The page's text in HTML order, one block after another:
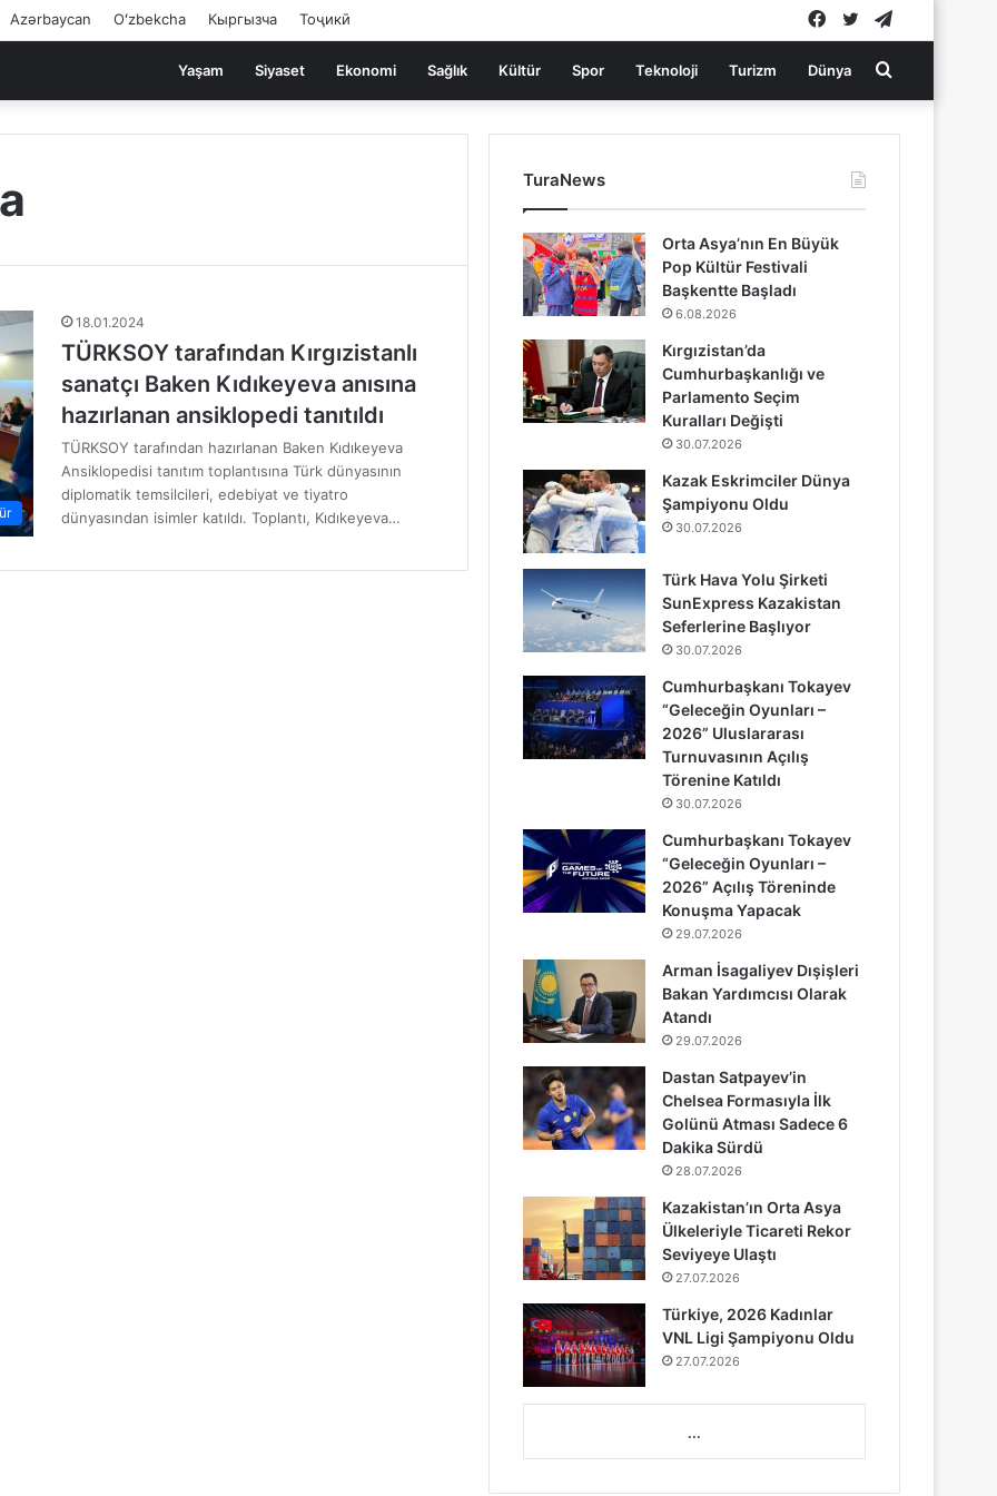
Azərbaycan Oʻzbekcha Кыргызча Тоҷикӣ Twitter
Facebook
Yaşam Siyaset Ekonomi Sağlık Kültür Spor Teknoloji Turizm Dünya Arama
yap
18.01.2024
TÜRKSOY tarafından Kırgızistanlı
sanatçı Baken Kıdıkeyeva anısına
hazırlanan ansiklopedi tanıtıldı
TÜRKSOY tarafından hazırlanan Baken Kıdıkeyeva
Ansiklopedisi tanıtım toplantısına Türk dünyasının
diplomatik temsilcileri, edebiyat ve tiyatro
dünyasından isimler katıldı. Toplantı, Kıdıkeyeva…
TuraNews
Orta Asya’nın En Büyük
Pop Kültür Festivali
Başkentte Başladı
6.08.2026
Kırgızistan’da
Cumhurbaşkanlığı ve
Parlamento Seçim
Kuralları Değişti
30.07.2026
Kazak Eskrimciler Dünya
Şampiyonu Oldu
30.07.2026
Türk Hava Yolu Şirketi
SunExpress Kazakistan
Seferlerine Başlıyor
30.07.2026
Cumhurbaşkanı Tokayev
“Geleceğin Oyunları –
2026” Uluslararası
Turnuvasının Açılış
Törenine Katıldı
30.07.2026
Cumhurbaşkanı Tokayev
“Geleceğin Oyunları –
2026” Açılış Töreninde
Konuşma Yapacak
29.07.2026
Arman İsagaliyev Dışişleri
Bakan Yardımcısı Olarak
Atandı
29.07.2026
Dastan Satpayev’in
Chelsea Formasıyla İlk
Golünü Atması Sadece 6
Dakika Sürdü
28.07.2026
Kazakistan’ın Orta Asya
Ülkeleriyle Ticareti Rekor
Seviyeye Ulaştı
27.07.2026
Türkiye, 2026 Kadınlar
VNL Ligi Şampiyonu Oldu
27.07.2026
...